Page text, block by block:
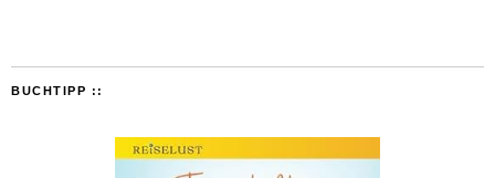
BUCHTIPP ::